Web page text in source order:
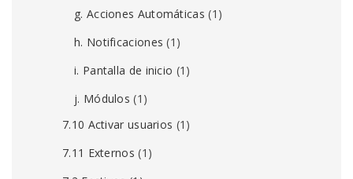
g. Acciones Automáticas (1)
h. Notificaciones (1)
i. Pantalla de inicio (1)
j. Módulos (1)
7.10 Activar usuarios (1)
7.11 Externos (1)